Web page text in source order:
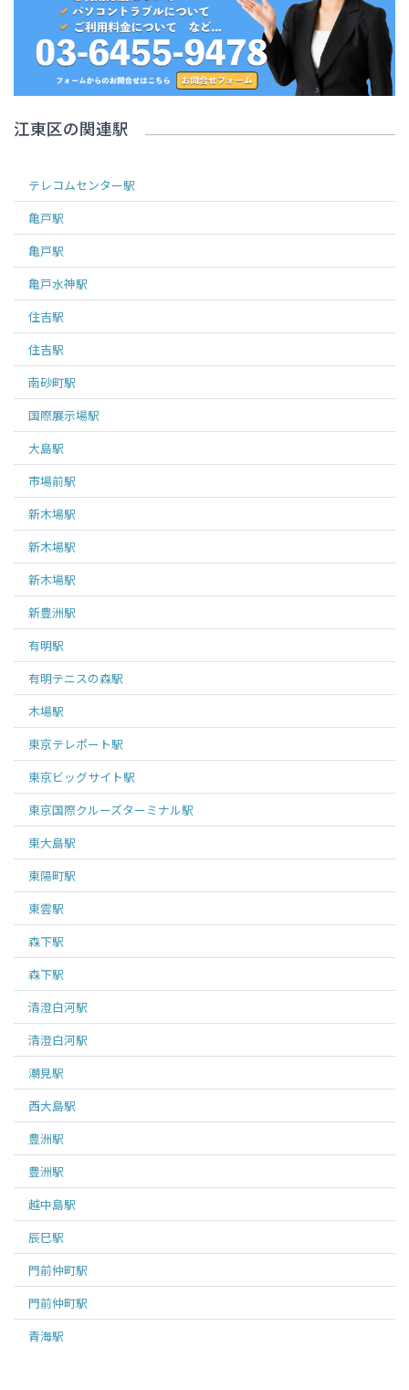
江東区の関連駅
テレコムセンター駅
亀戸駅
亀戸駅
亀戸水神駅
住吉駅
住吉駅
南砂町駅
国際展示場駅
大島駅
市場前駅
新木場駅
新木場駅
新木場駅
新豊洲駅
有明駅
有明テニスの森駅
木場駅
東京テレポート駅
東京ビッグサイト駅
東京国際クルーズターミナル駅
東大島駅
東陽町駅
東雲駅
森下駅
森下駅
清澄白河駅
清澄白河駅
潮見駅
西大島駅
豊洲駅
豊洲駅
越中島駅
辰巳駅
門前仲町駅
門前仲町駅
青海駅